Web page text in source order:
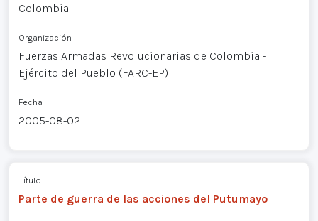
Colombia
Organización
Fuerzas Armadas Revolucionarias de Colombia -
Ejército del Pueblo (FARC-EP)
Fecha
2005-08-02
Título
Parte de guerra de las acciones del Putumayo